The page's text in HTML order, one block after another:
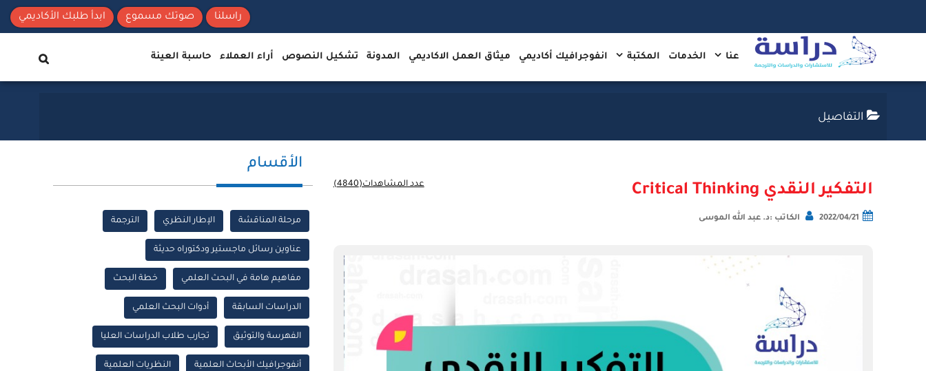
ابدأ طلبك الأكاديمي صوتك مسموع راسلنا
عنا الخدمات المكتبة انفوجرافيك أكاديمي ميثاق العمل الاكاديمي المدونة تشكيل النصوص أراء العملاء حاسبة العينة
التفاصيل
التفكير النقدي Critical Thinking
2022/04/21 الكاتب :د. عبد الله الموسى
عدد المشاهدات(4840)
الأقسام
مرحلة المناقشة الإطار النظري الترجمة
عناوين رسائل ماجستير ودكتوراه حديثة
مفاهيم هامة في البحث العلمي خطة البحث
الدراسات السابقة أدوات البحث العلمي
الفهرسة والتوثيق تجارب طلاب الدراسات العليا
أنفوجرافيك الأبحاث العلمية النظريات العلمية